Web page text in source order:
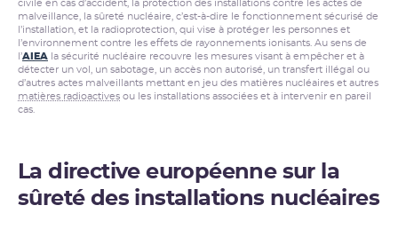
civile en cas d’accident, la protection des installations contre les actes de
malveillance, la sûreté nucléaire, c’est-à-dire le fonctionnement sécurisé de
l’installation, et la radioprotection, qui vise à protéger les personnes et
l’environnement contre les effets de rayonnements ionisants. Au sens de
l’AIEA la sécurité nucléaire recouvre les mesures visant à empêcher et à
détecter un vol, un sabotage, un accès non autorisé, un transfert illégal ou
d’autres actes malveillants mettant en jeu des matières nucléaires et autres
matières radioactives ou les installations associées et à intervenir en pareil
cas.
La directive européenne sur la
sûreté des installations nucléaires